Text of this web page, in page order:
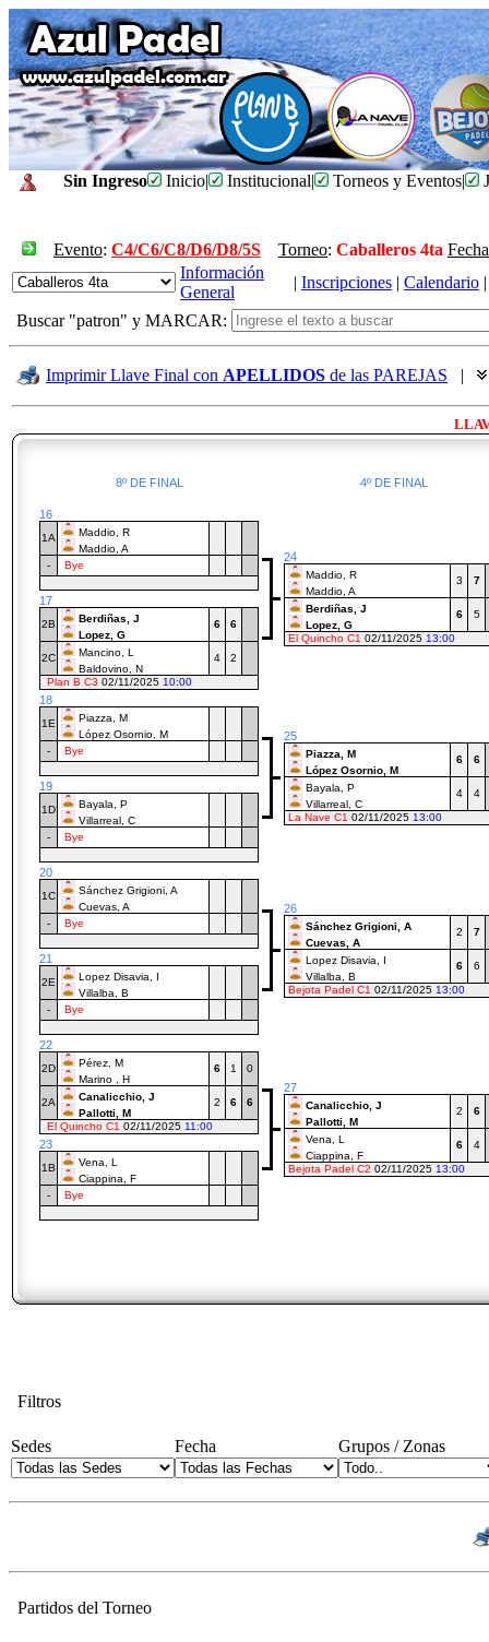
Sin Ingreso Inicio| Institucional| Torneos y Eventos|
Evento: C4/C6/C8/D6/D8/5S Torneo: Caballeros 4ta
Información
General
| Inscripciones | Calendario |
Buscar "patron" y MARCAR:
Imprimir Llave Final con APELLIDOS de las PAREJAS |
8º DE FINAL 4º DE FINAL
16
1A
Maddio, R
Maddio, A
-
Bye
24
Maddio, R
Maddio, A
3 7
Berdiñas, J
Lopez, G
6
5
El Quincho C1 02/11/2025 13:00
17
2B
Berdiñas, J
Lopez, G
6 6
2C
Mancino, L
Baldovino, N
4
2
Plan B C3 02/11/2025 10:00
18
1E
Piazza, M
López Osornio, M
-
Bye
25
Piazza, M
López Osornio, M
6 6
Bayala, P
Villarreal, C
4
4
La Nave C1 02/11/2025 13:00
19
1D
Bayala, P
Villarreal, C
-
Bye
20
1C
Sánchez Grigioni, A
Cuevas, A
-
Bye
26
Sánchez Grigioni, A
Cuevas, A
2 7
Lopez Disavia, I
Villalba, B
6
6
Bejota Padel C1 02/11/2025 13:00
21
2E
Lopez Disavia, I
Villalba, B
-
Bye
22
2D
Pérez, M
Marino , H
6 1 0
2A
Canalicchio, J
Pallotti, M
2 6
6
El Quincho C1 02/11/2025 11:00
27
Canalicchio, J
Pallotti, M
2 6
Vena, L
Ciappina, F
6
4
Bejota Padel C2 02/11/2025 13:00
23
1B
Vena, L
Ciappina, F
-
Bye
Filtros
Sedes Fecha Grupos / Zonas
Partidos del Torneo